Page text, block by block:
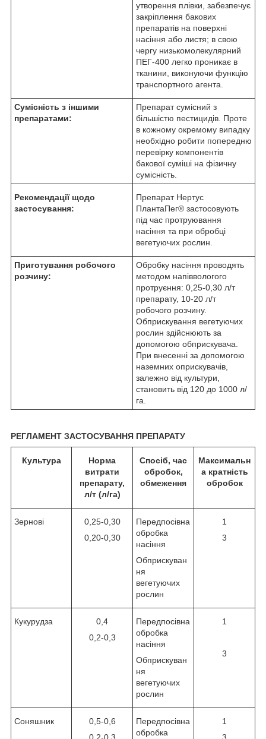
утворення плівки, забезпечує
закріплення бакових
препаратів на поверхні
насіння або листя; в свою
чергу низькомолекулярний
ПЕГ-400 легко проникає в
тканини, виконуючи функцію
транспортного агента.
Сумісність з іншими
препаратами:
Препарат сумісний з
більшістю пестицидів. Проте
в кожному окремому випадку
необхідно робити попередню
перевірку компонентів
бакової суміші на фізичну
сумісність.
Рекомендації щодо
застосування:
Препарат Нертус
ПлантаПег® застосовують
під час протруювання
насіння та при обробці
вегетуючих рослин.
Приготування робочого
розчину:
Обробку насіння проводять
методом напіввологого
протруєння: 0,25-0,30 л/т
препарату, 10-20 л/т
робочого розчину.
Обприскування вегетуючих
рослин здійснюють за
допомогою обприскувача.
При внесенні за допомогою
наземних оприскувачів,
залежно від культури,
становить від 120 до 1000 л/
га.
РЕГЛАМЕНТ ЗАСТОСУВАННЯ ПРЕПАРАТУ
Культура
Норма
витрати
препарату,
л/т (л/га)
Спосіб, час
обробок,
обмеження
Максимальн
а кратність
обробок
Зернові
0,25-0,30
0,20-0,30
Передпосівна
обробка
насіння
Обприскуван
ня
вегетуючих
рослин
1
3
Кукурудза
0,4
0,2-0,3
Передпосівна
обробка
насіння
Обприскуван
ня
вегетуючих
рослин
1
3
Соняшник
0,5-0,6
Передпосівна
обробка
1